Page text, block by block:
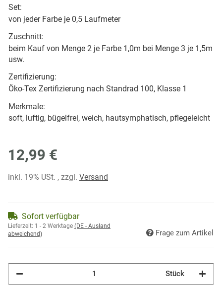
Set:
von jeder Farbe je 0,5 Laufmeter
Zuschnitt:
beim Kauf von Menge 2 je Farbe 1,0m bei Menge 3 je 1,5m
usw.
Zertifizierung:
Öko-Tex Zertifizierung nach Standrad 100, Klasse 1
Merkmale:
soft, luftig, bügelfrei, weich, hautsymphatisch, pflegeleicht
12,99 €
inkl. 19% USt. , zzgl. Versand
Sofort verfügbar
Lieferzeit: 1 - 2 Werktage (DE - Ausland
abweichend)
Frage zum Artikel
Stück